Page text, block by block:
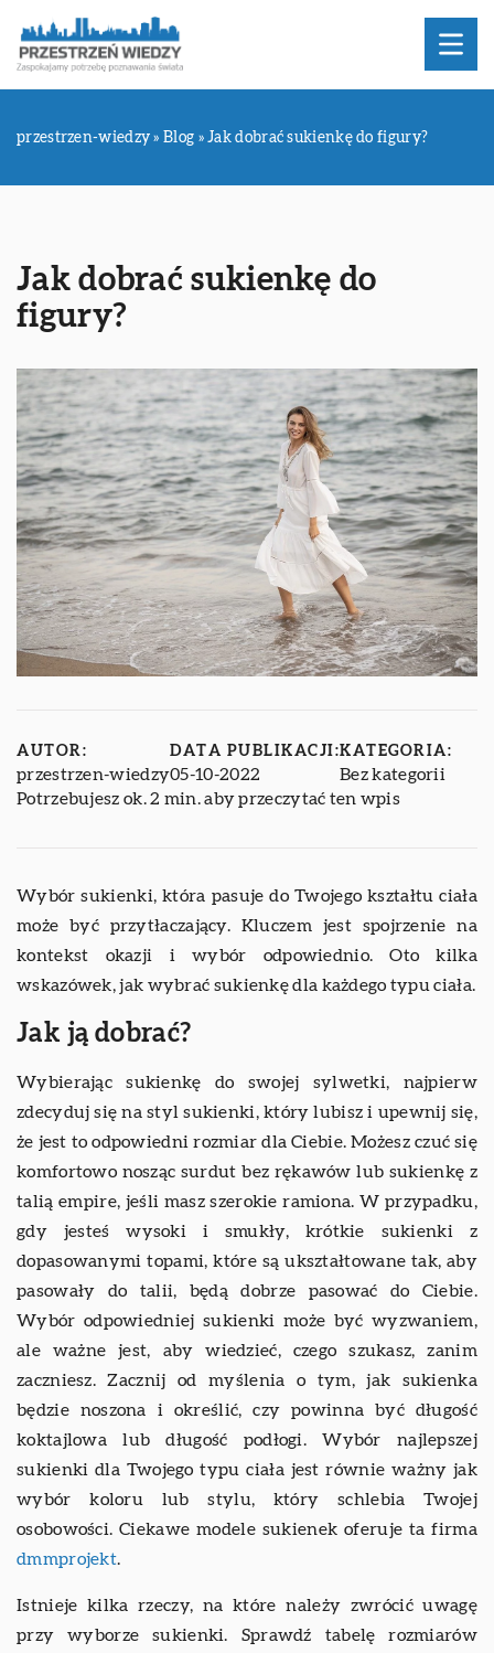
przestrzen-wiedzy »Blog »Jak dobrać sukienkę do figury?
Jak dobrać sukienkę do
figury?
AUTOR:
przestrzen-wiedzy
DATA PUBLIKACJI:
05-10-2022
KATEGORIA:
Bez kategorii
Potrzebujesz ok. 2 min. aby przeczytać ten wpis
Wybór sukienki, która pasuje do Twojego kształtu ciała
może być przytłaczający. Kluczem jest spojrzenie na
kontekst okazji i wybór odpowiednio. Oto kilka
wskazówek, jak wybrać sukienkę dla każdego typu ciała.
Jak ją dobrać?
Wybierając sukienkę do swojej sylwetki, najpierw
zdecyduj się na styl sukienki, który lubisz i upewnij się,
że jest to odpowiedni rozmiar dla Ciebie. Możesz czuć się
komfortowo nosząc surdut bez rękawów lub sukienkę z
talią empire, jeśli masz szerokie ramiona. W przypadku,
gdy jesteś wysoki i smukły, krótkie sukienki z
dopasowanymi topami, które są ukształtowane tak, aby
pasowały do talii, będą dobrze pasować do Ciebie.
Wybór odpowiedniej sukienki może być wyzwaniem,
ale ważne jest, aby wiedzieć, czego szukasz, zanim
zaczniesz. Zacznij od myślenia o tym, jak sukienka
będzie noszona i określić, czy powinna być długość
koktajlowa lub długość podłogi. Wybór najlepszej
sukienki dla Twojego typu ciała jest równie ważny jak
wybór koloru lub stylu, który schlebia Twojej
osobowości. Ciekawe modele sukienek oferuje ta firma
dmmprojekt.
Istnieje kilka rzeczy, na które należy zwrócić uwagę
przy wyborze sukienki. Sprawdź tabelę rozmiarów